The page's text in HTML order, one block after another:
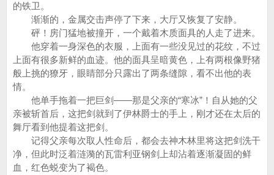
的铁卫。
渐渐的，金属交击声停了下来，大厅又恢复了安静。
砰！房门猛地被撞开，一个戴着木质面具的人走了进来。
他穿着一身深色的衣服，上面有一些没见过的花纹，不过
上面有很多新鲜的血迹。他的面具呈暗黄色，上有两根像野猪
般上挑的獠牙，眼睛部分只露出了两条缝隙，看不出他的表
情。
他单手拖着一把巨剑——那是父亲的“寒冰”！自从她的父
亲被斩首后，这把剑就到了伊林爵士的手上，刚才还在太后的
舞厅看到他提着这把剑。
记得父亲每次取人性命后，都会去神木林里将这把剑洗干
净，但此时泛着涟漪的瓦雷利亚钢剑上却沾着逐渐凝固的鲜
血，红色蜕变为了褐色。